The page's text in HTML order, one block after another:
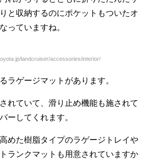
と収納するのにポケットもついたオ
っていますね。
landcruiser/accessories/interior/
ラゲージマットがあります。
れていて、滑り止め機能も施されて
ーしてくれます。
めた樹脂タイプのラゲージトレイや
ランクマットも用意されていますか